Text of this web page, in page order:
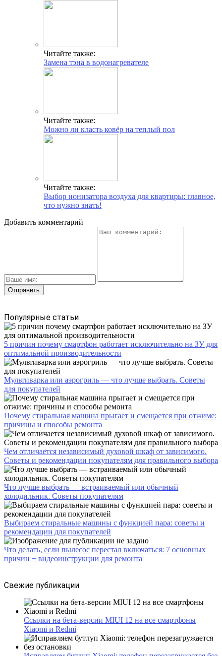
Читайте также:
Замена тэна в водонагревателе
Читайте также:
Можно ли класть ковёр на теплый пол
Читайте также:
Выбор ионизатора воздуха для квартиры: главное,
что нужно знать!
Добавить комментарий
Популярные статьи
5 причин почему смартфон работает исключительно на ЗУ для
оптимальной производительности
Мультиварка или аэрогриль — что лучше выбрать. Советы
для покупателей
Почему стиральная машина прыгает и смещается при отжиме:
причины и способы ремонта
Чем отличается независимый духовой шкаф от зависимого.
Советы и рекомендации покупателям для правильного выбора
Что лучше выбрать — встраиваемый или обычный
холодильник. Советы покупателям
Выбираем стиральные машины с функцией пара: советы и
рекомендации для покупателей
Что делать, если пылесос перестал включаться: 7 основных
причин + видеоинструкции для ремонта
Свежие публикации
Ссылки на бета-версии MIUI 12 на все смартфоны
Xiaomi и Redmi